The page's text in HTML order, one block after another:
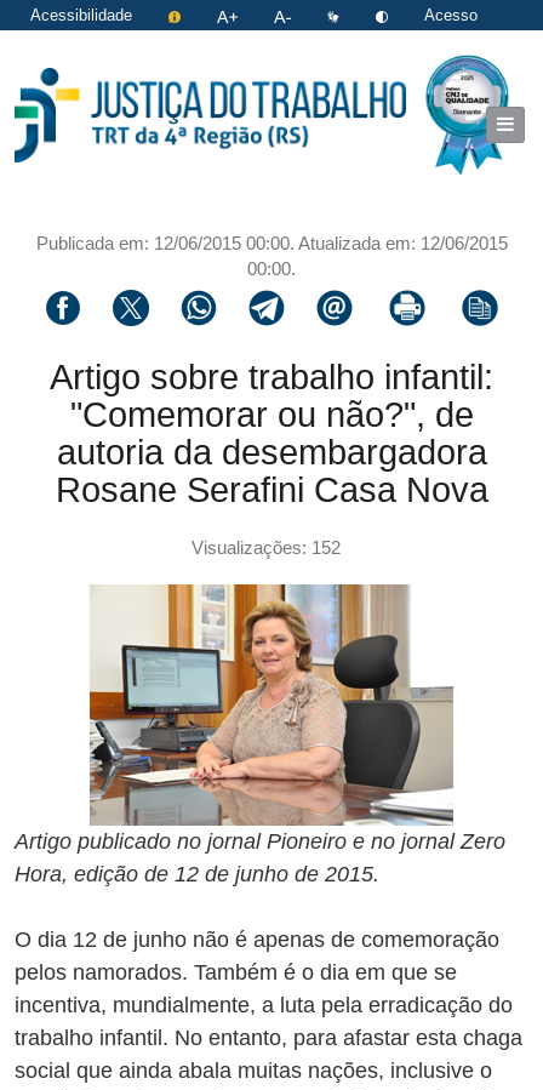
Acessibilidade
Acesso
Publicada em: 12/06/2015 00:00. Atualizada em: 12/06/2015
00:00.
Compartilhar via facebook
Compartilhar via twitter
Compartilhar via whatsapp
Compartilhar via telegram
Compartilhar via email
Imprimir a página
Copiar
Artigo sobre trabalho infantil:
"Comemorar ou não?", de
autoria da desembargadora
Rosane Serafini Casa Nova
Visualizações: 152
Artigo publicado no jornal Pioneiro e no jornal Zero
Hora, edição de 12 de junho de 2015.
O dia 12 de junho não é apenas de comemoração
pelos namorados. Também é o dia em que se
incentiva, mundialmente, a luta pela erradicação do
trabalho infantil. No entanto, para afastar esta chaga
social que ainda abala muitas nações, inclusive o